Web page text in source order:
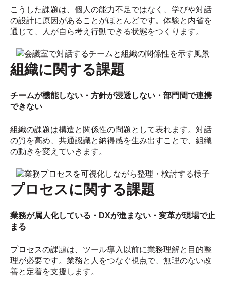
こうした課題は、個人の能力不足ではなく、学びや対話
の設計に原因があることがほとんどです。体験と内省を
通じて、人が自ら考え行動できる状態をつくります。
組織に関する課題
チームが機能しない・方針が浸透しない・部門間で連携
できない
組織の課題は構造と関係性の問題として表れます。対話
の質を高め、共通認識と納得感を生み出すことで、組織
の動きを変えていきます。
プロセスに関する課題
業務が属人化している・DXが進まない・変革が現場で止
まる
プロセスの課題は、ツール導入以前に業務理解と目的整
理が必要です。業務と人をつなぐ視点で、無理のない改
善と定着を支援します。